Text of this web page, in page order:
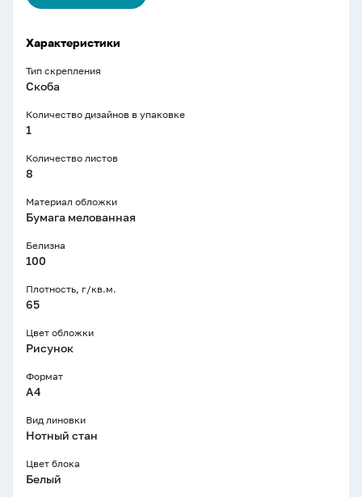
Характеристики
Тип скрепления
Скоба
Количество дизайнов в упаковке
1
Количество листов
8
Материал обложки
Бумага мелованная
Белизна
100
Плотность, г/кв.м.
65
Цвет обложки
Рисунок
Формат
A4
Вид линовки
Нотный стан
Цвет блока
Белый